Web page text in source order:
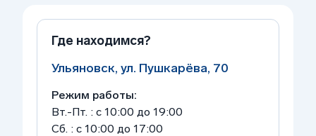
Где находимся?
Ульяновск, ул. Пушкарёва, 70
Режим работы:
Вт.-Пт. : с 10:00 до 19:00
Сб. : с 10:00 до 17:00